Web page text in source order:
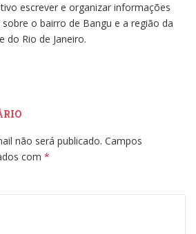
escrever e organizar informações
o bairro de Bangu e a região da
do Rio de Janeiro.
não será publicado. Campos
com *